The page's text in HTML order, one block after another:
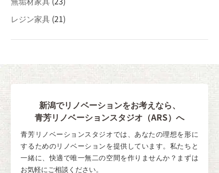
レジン家具 (21)
新潟でリノベーションをお考えなら、
青芳リノベーションスタジオ（ARS）へ
青芳リノベーションスタジオでは、あなたの理想を形に
するためのリノベーションを提供しています。私たちと
一緒に、快適で唯一無二の空間を作りませんか？まずは
お気軽にご相談ください。